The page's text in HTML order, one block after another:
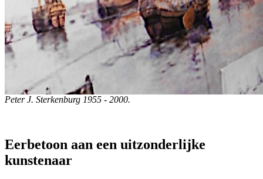
Peter J. Sterkenburg 1955 - 2000.
Eerbetoon aan een uitzonderlijke
kunstenaar